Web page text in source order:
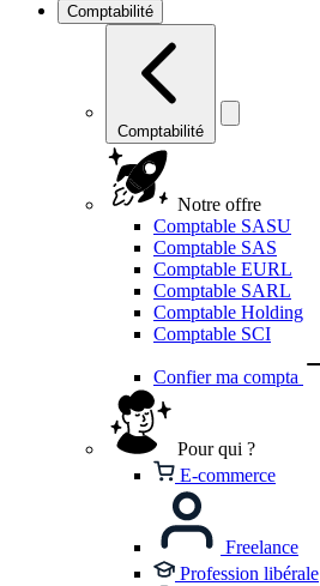
Comptabilité
Comptabilité
Notre offre
Comptable SASU
Comptable SAS
Comptable EURL
Comptable SARL
Comptable Holding
Comptable SCI
Confier ma compta
Pour qui ?
E-commerce
Freelance
Profession libérale